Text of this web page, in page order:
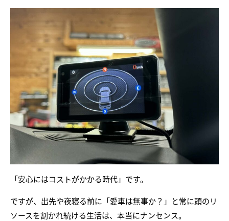
「安心にはコストがかかる時代」です。
ですが、出先や夜寝る前に「愛車は無事か？」と常に頭のリ
ソースを割かれ続ける生活は、本当にナンセンス。